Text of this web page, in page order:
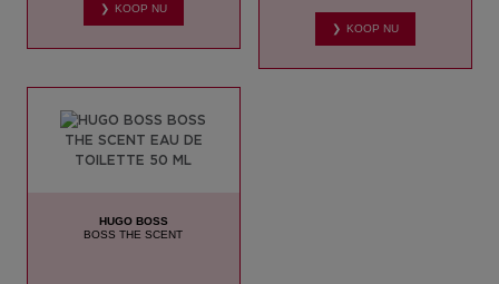
❯ KOOP NU
❯ KOOP NU
HUGO BOSS
BOSS THE SCENT